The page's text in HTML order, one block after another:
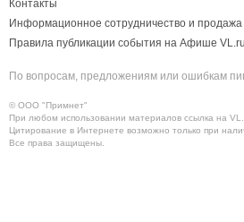
Контакты
Информационное сотрудничество и
Правила публикации события на Афише VL.ru
По вопросам, предложениям или ошибкам
© ООО "Примнет"
При любом использовании материалов ссылка на
Цитирование в Интернете возможно только при
Все права защищены.